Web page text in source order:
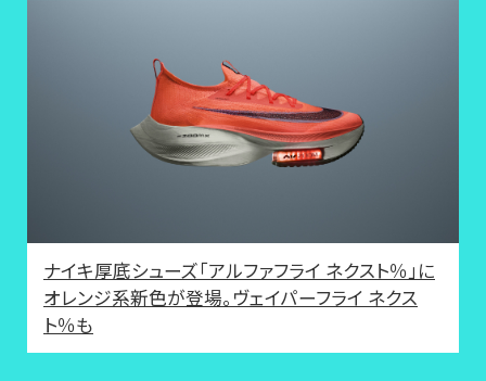
ナイキ厚底シューズ「アルファフライ ネクスト％」に
オレンジ系新色が登場。ヴェイパーフライ ネクス
ト％も